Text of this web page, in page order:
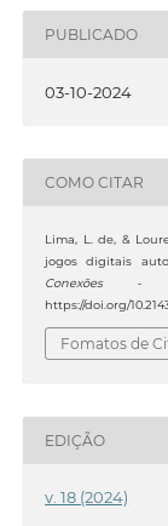
PUBLICADO
03-10-2024
COMO CITAR
Lima, L. de, &
jogos digitais
Conexões -
https://doi.org/
Fomatos de
EDIÇÃO
v. 18 (2024)